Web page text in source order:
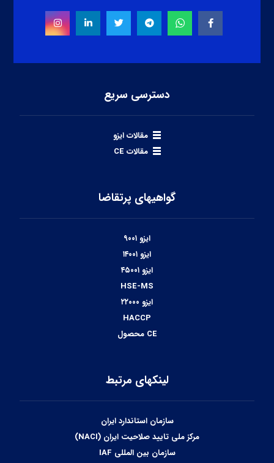
دسترسی سریع
مقالات ایزو
مقالات CE
گواهیهای پرتقاضا
ایزو ۹۰۰۱
ایزو ۱۴۰۰۱
ایزو ۴۵۰۰۱
HSE-MS
ایزو ۲۲۰۰۰
HACCP
CE محصول
لینکهای مرتبط
سازمان استاندارد ایران
مرکز ملی تایید صلاحیت ایران (NACI)
سازمان بین المللی IAF